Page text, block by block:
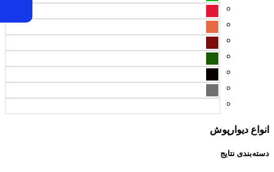
انواع دیوارپوش
دسته‌بندی نتایج